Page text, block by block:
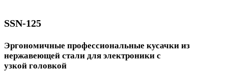
SSN-125
Эргономичные профессиональные кусачки из
нержавеющей стали для электроники с
узкой головкой